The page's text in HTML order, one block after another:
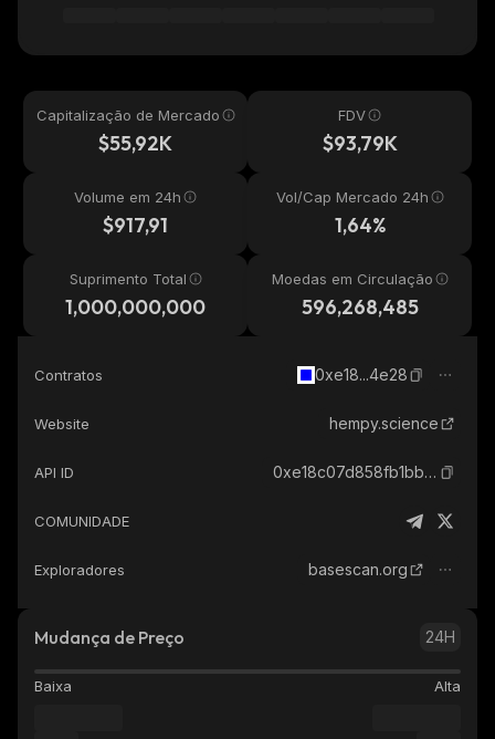
Capitalização de Mercado
$55,92K
FDV
$93,79K
Volume em 24h
$917,91
Vol/Cap Mercado 24h
1,64%
Suprimento Total
1,000,000,000
Moedas em Circulação
596,268,485
Contratos 0xe18...4e28
Website hempy.science
API ID 0xe18c07d858fb1bbf8c06fd78c13b86afd3d04e28_base
COMUNIDADE
Exploradores basescan.org
Mudança de Preço 24H
Baixa Alta